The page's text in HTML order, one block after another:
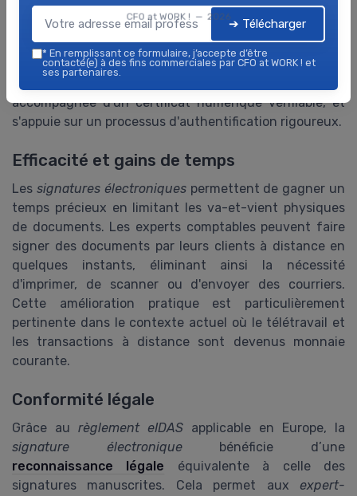
principalement sur la reconnaissance visuelle et peut
être facilement forgée, une
signature électronique
comme celle offerte parJe Signe Expertinclut des
niveaux élevés d'authenticité et de traçabilité. Par
exemple, chaque signature électronique est
accompagnée d'un certificat numérique vérifiable, et
s'appuie sur un processus d'authentification rigoureux.
Efficacité et gains de temps
Les signatures électroniquespermettent de gagner un
temps précieux en limitant les va-et-vient physiques
de documents. Les experts comptables peuvent faire
signer des documents par leurs clients à distance en
quelques instants, éliminant ainsi la nécessité
d'imprimer, de scanner ou d'envoyer des courriers.
Cette amélioration pratique est particulièrement
pertinente dans le contexte actuel où le télétravail et
les transactions à distance sont devenus monnaie
courante.
Conformité légale
Grâce au règlement eIDAS applicable en Europe, la
signature électroniquebénéficie d’une
reconnaissance légale équivalente à celle des
signatures manuscrites. Cela permet aux expert-
CFO at WORK ! — 2026
➔ Télécharger
* En remplissant ce formulaire, j’accepte d’être
contacté(e) à des fins commerciales par CFO at WORK ! et
ses partenaires.